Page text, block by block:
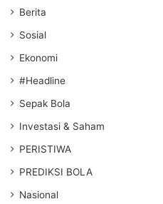
Berita
Sosial
Ekonomi
#Headline
Sepak Bola
Investasi & Saham
PERISTIWA
PREDIKSI BOLA
Nasional